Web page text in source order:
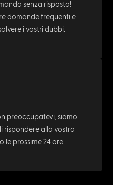
senza risposta!
domande frequenti e
i vostri dubbi.
preoccupatevi, siamo
rispondere alla vostra
le prossime 24 ore.